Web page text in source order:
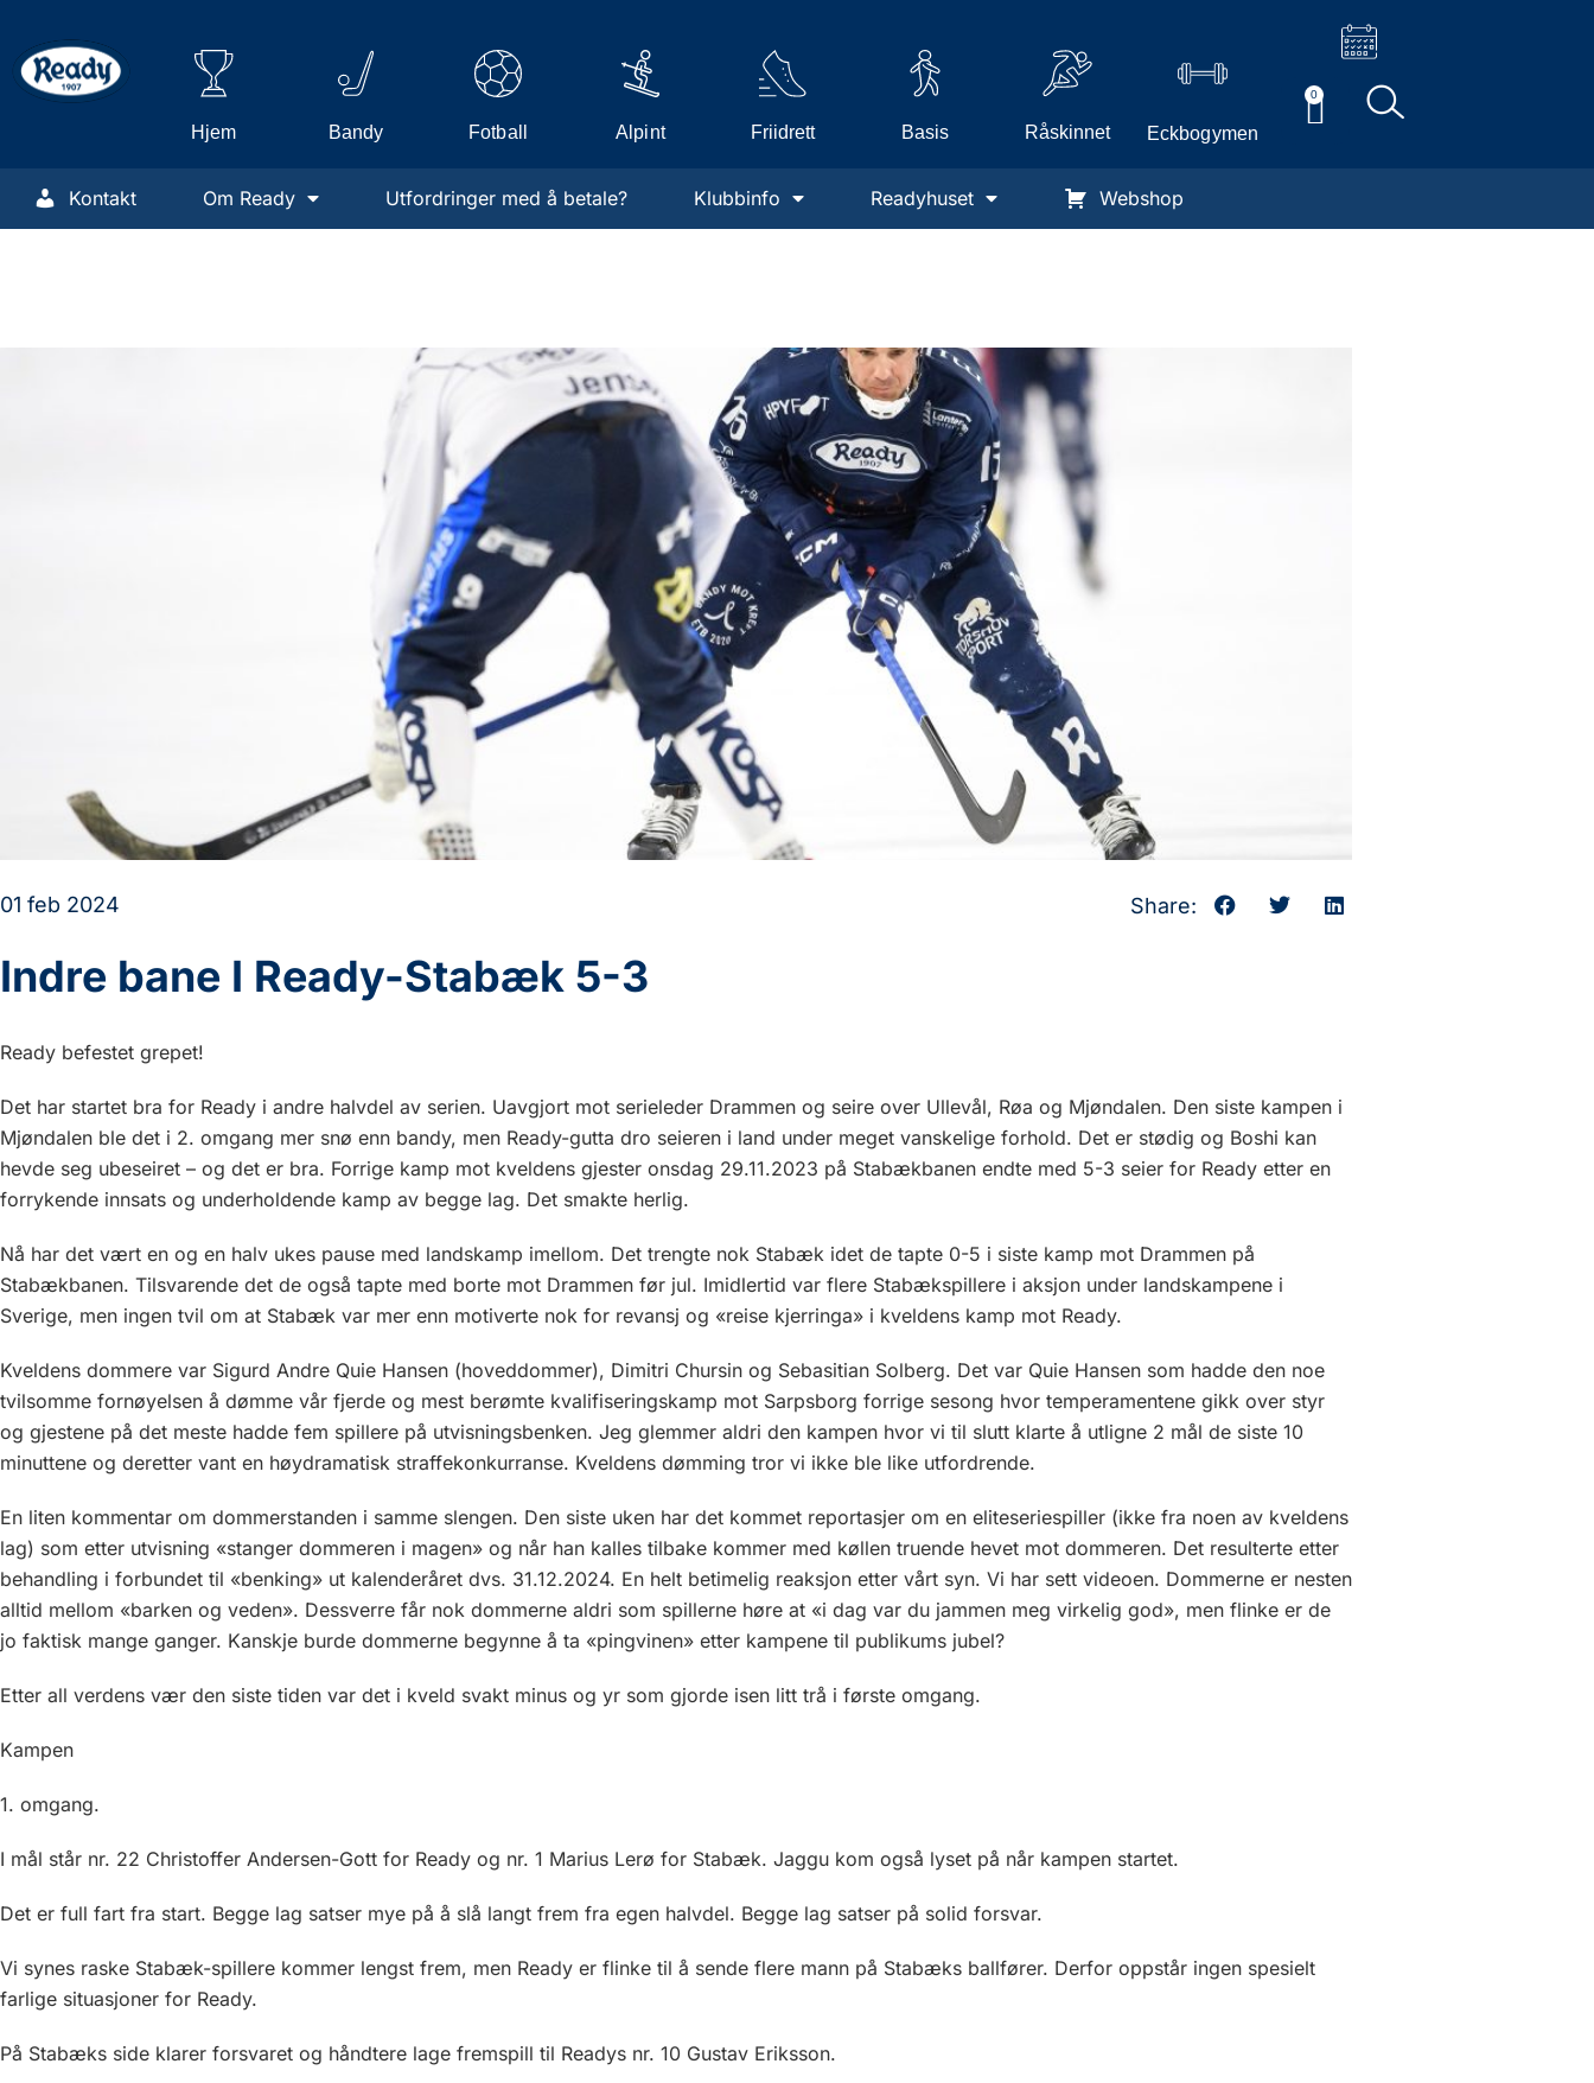
Hjem Bandy Fotball Alpint Friidrett Basis Råskinnet Eckbogymen
0
Kontakt Om Ready Utfordringer med å betale? Klubbinfo Readyhuset Webshop
01 feb 2024 Share:
Indre bane I Ready-Stabæk 5-3
Ready befestet grepet!
Det har startet bra for Ready i andre halvdel av serien. Uavgjort mot serieleder Drammen og seire over Ullevål, Røa og Mjøndalen. Den siste kampen i
Mjøndalen ble det i 2. omgang mer snø enn bandy, men Ready-gutta dro seieren i land under meget vanskelige forhold. Det er stødig og Boshi kan
hevde seg ubeseiret – og det er bra. Forrige kamp mot kveldens gjester onsdag 29.11.2023 på Stabækbanen endte med 5-3 seier for Ready etter en
forrykende innsats og underholdende kamp av begge lag. Det smakte herlig.
Nå har det vært en og en halv ukes pause med landskamp imellom. Det trengte nok Stabæk idet de tapte 0-5 i siste kamp mot Drammen på
Stabækbanen. Tilsvarende det de også tapte med borte mot Drammen før jul. Imidlertid var flere Stabækspillere i aksjon under landskampene i
Sverige, men ingen tvil om at Stabæk var mer enn motiverte nok for revansj og «reise kjerringa» i kveldens kamp mot Ready.
Kveldens dommere var Sigurd Andre Quie Hansen (hoveddommer), Dimitri Chursin og Sebasitian Solberg. Det var Quie Hansen som hadde den noe
tvilsomme fornøyelsen å dømme vår fjerde og mest berømte kvalifiseringskamp mot Sarpsborg forrige sesong hvor temperamentene gikk over styr
og gjestene på det meste hadde fem spillere på utvisningsbenken. Jeg glemmer aldri den kampen hvor vi til slutt klarte å utligne 2 mål de siste 10
minuttene og deretter vant en høydramatisk straffekonkurranse. Kveldens dømming tror vi ikke ble like utfordrende.
En liten kommentar om dommerstanden i samme slengen. Den siste uken har det kommet reportasjer om en eliteseriespiller (ikke fra noen av kveldens
lag) som etter utvisning «stanger dommeren i magen» og når han kalles tilbake kommer med køllen truende hevet mot dommeren. Det resulterte etter
behandling i forbundet til «benking» ut kalenderåret dvs. 31.12.2024. En helt betimelig reaksjon etter vårt syn. Vi har sett videoen. Dommerne er nesten
alltid mellom «barken og veden». Dessverre får nok dommerne aldri som spillerne høre at «i dag var du jammen meg virkelig god», men flinke er de
jo faktisk mange ganger. Kanskje burde dommerne begynne å ta «pingvinen» etter kampene til publikums jubel?
Etter all verdens vær den siste tiden var det i kveld svakt minus og yr som gjorde isen litt trå i første omgang.
Kampen
1. omgang.
I mål står nr. 22 Christoffer Andersen-Gott for Ready og nr. 1 Marius Lerø for Stabæk. Jaggu kom også lyset på når kampen startet.
Det er full fart fra start. Begge lag satser mye på å slå langt frem fra egen halvdel. Begge lag satser på solid forsvar.
Vi synes raske Stabæk-spillere kommer lengst frem, men Ready er flinke til å sende flere mann på Stabæks ballfører. Derfor oppstår ingen spesielt
farlige situasjoner for Ready.
På Stabæks side klarer forsvaret og håndtere lage fremspill til Readys nr. 10 Gustav Eriksson.